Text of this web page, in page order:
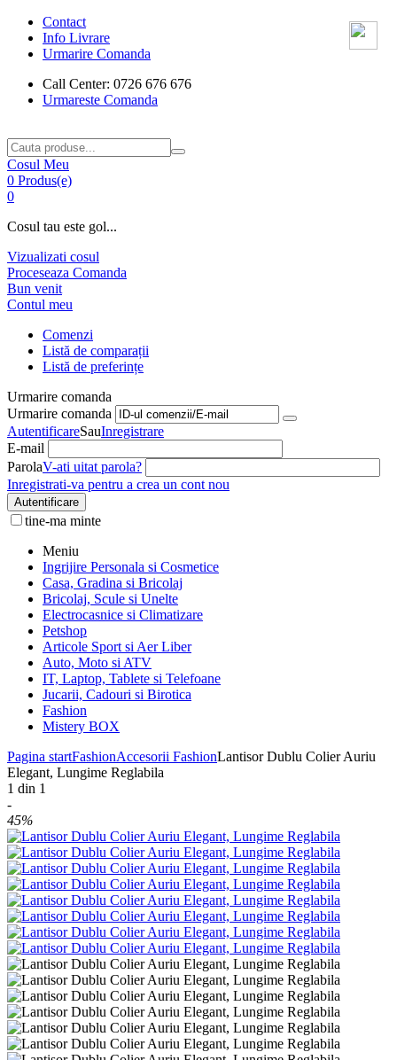
Contact
Info Livrare
Urmarire Comanda
Call Center: 0726 676 676
Urmareste Comanda
Cosul Meu
0 Produs(e)
0
Cosul tau este gol...
Vizualizati cosul
Proceseaza Comanda
Bun venit
Contul meu
Comenzi
Listă de comparații
Listă de preferințe
Urmarire comanda
Urmarire comanda
AutentificareSauInregistrare
E-mail
ParolaV-ati uitat parola?
Inregistrati-va pentru a crea un cont nou
Autentificare
tine-ma minte
Meniu
Ingrijire Personala si Cosmetice
Casa, Gradina si Bricolaj
Bricolaj, Scule si Unelte
Electrocasnice si Climatizare
Petshop
Articole Sport si Aer Liber
Auto, Moto si ATV
IT, Laptop, Tablete si Telefoane
Jucarii, Cadouri si Birotica
Fashion
Mistery BOX
Pagina startFashionAccesorii FashionLantisor Dublu Colier Auriu
Elegant, Lungime Reglabila
1 din 1
-
45%